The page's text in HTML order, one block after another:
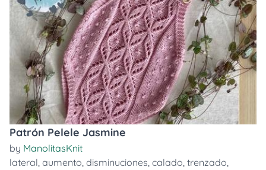
Patrón Pelele Jasmine
by ManolitasKnit
lateral, aumento, disminuciones, calado, trenzado,